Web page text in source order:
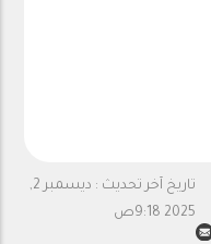
تاريخ آخر تحديث :
ديسمبر 2,
2025 9:18ص